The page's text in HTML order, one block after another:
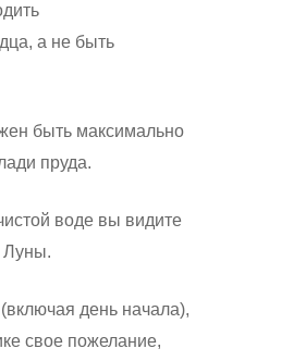
а не быть
быть максимально
пруда.
воде вы видите
Луны.
день начала),
свое пожелание,